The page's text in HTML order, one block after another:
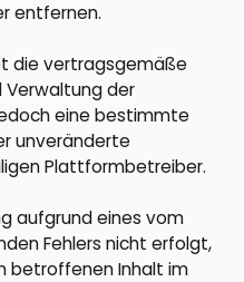
entfernen.
die vertragsgemäße
Verwaltung der
eine bestimmte
unveränderte
Plattformbetreiber.
aufgrund eines vom
Fehlers nicht erfolgt,
betroffenen Inhalt im